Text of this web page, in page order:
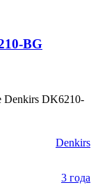
BG
Denkirs DK6210-
Denkirs
3 года